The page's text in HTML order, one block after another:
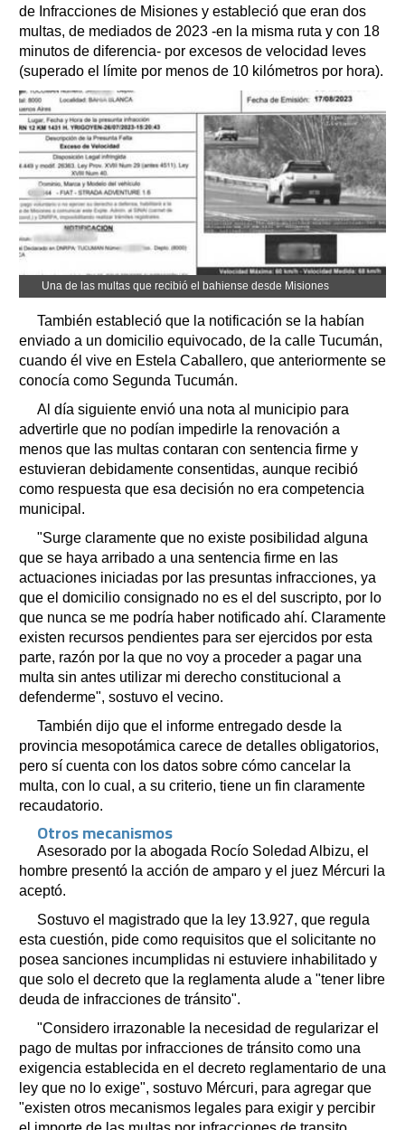
de Infracciones de Misiones y estableció que eran dos
multas, de mediados de 2023 -en la misma ruta y con 18
minutos de diferencia- por excesos de velocidad leves
(superado el límite por menos de 10 kilómetros por hora).
Una de las multas que recibió el bahiense desde Misiones
También estableció que la notificación se la habían
enviado a un domicilio equivocado, de la calle Tucumán,
cuando él vive en Estela Caballero, que anteriormente se
conocía como Segunda Tucumán.
Al día siguiente envió una nota al municipio para
advertirle que no podían impedirle la renovación a
menos que las multas contaran con sentencia firme y
estuvieran debidamente consentidas, aunque recibió
como respuesta que esa decisión no era competencia
municipal.
"Surge claramente que no existe posibilidad alguna
que se haya arribado a una sentencia firme en las
actuaciones iniciadas por las presuntas infracciones, ya
que el domicilio consignado no es el del suscripto, por lo
que nunca se me podría haber notificado ahí. Claramente
existen recursos pendientes para ser ejercidos por esta
parte, razón por la que no voy a proceder a pagar una
multa sin antes utilizar mi derecho constitucional a
defenderme", sostuvo el vecino.
También dijo que el informe entregado desde la
provincia mesopotámica carece de detalles obligatorios,
pero sí cuenta con los datos sobre cómo cancelar la
multa, con lo cual, a su criterio, tiene un fin claramente
recaudatorio.
Otros mecanismos
Asesorado por la abogada Rocío Soledad Albizu, el
hombre presentó la acción de amparo y el juez Mércuri la
aceptó.
Sostuvo el magistrado que la ley 13.927, que regula
esta cuestión, pide como requisitos que el solicitante no
posea sanciones incumplidas ni estuviere inhabilitado y
que solo el decreto que la reglamenta alude a "tener libre
deuda de infracciones de tránsito".
"Considero irrazonable la necesidad de regularizar el
pago de multas por infracciones de tránsito como una
exigencia establecida en el decreto reglamentario de una
ley que no lo exige", sostuvo Mércuri, para agregar que
"existen otros mecanismos legales para exigir y percibir